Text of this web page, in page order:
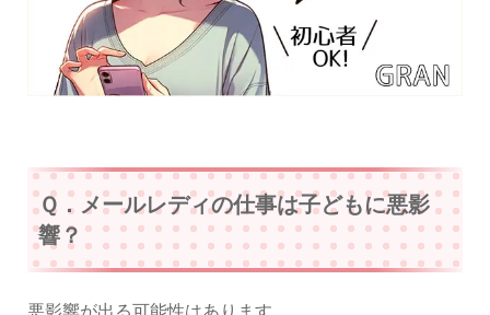
Ｑ．メールレディの仕事は子どもに悪影
響？
悪影響が出る可能性はあります。